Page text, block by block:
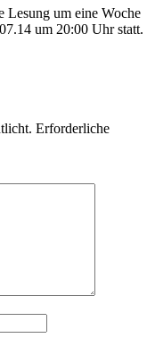
um eine Woche
um 20:00 Uhr statt.
Erforderliche